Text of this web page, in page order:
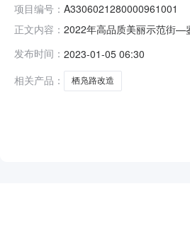
项目编号： A3306021280000961001
正文内容： 2022年高品质美丽示范街—
元,投标文件递交时间
发布时间： 2023-01-05 06:30
相关产品：
栖凫路改造